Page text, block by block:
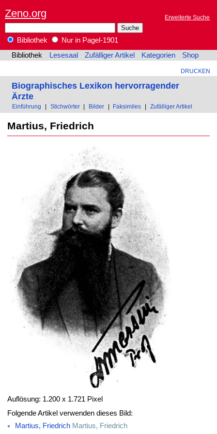
Zeno.org Erweiterte Suche
Bibliothek
Nur in Pagel-1901
Bibliothek
Lesesaal Zufälliger Artikel Kategorien Shop
DRUCKEN
Biographisches Lexikon hervorragender
Ärzte
Einführung Stichwörter Bilder Faksimiles Zufälliger Artikel
Martius, Friedrich
Auflösung: 1.200 x 1.721 Pixel
Folgende Artikel verwenden dieses Bild:
Martius, Friedrich Martius, Friedrich